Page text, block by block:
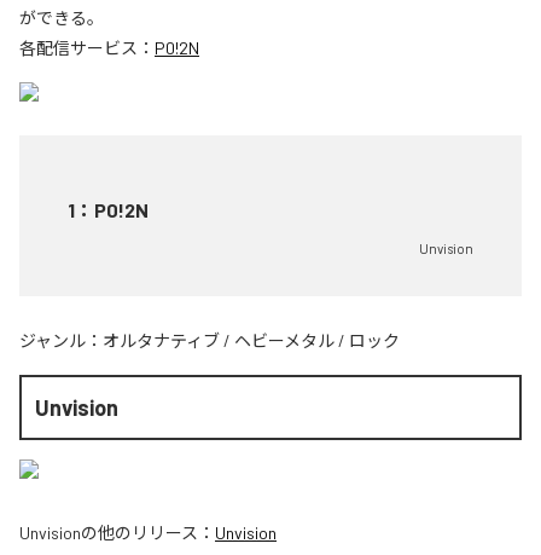
ができる。
各配信サービス： P0!2N
1 ： P0!2N
Unvision
ジャンル： オルタナティブ / ヘビーメタル / ロック
Unvision
Unvisionの他のリリース： Unvision